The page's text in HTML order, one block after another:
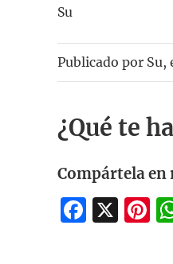
Su
Publicado por Su,
¿Qué te
Compártela en
X